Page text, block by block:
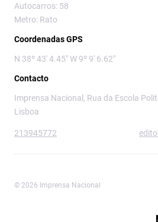
Autocarros: 58
Metro: Rato
Coordenadas GPS
N 38º 43' 4.45" W 9º 9' 6.62"
Contacto
Imprensa Nacional, Rua da Escola
Lisboa
213945772
© 2026 Imprensa Nacional